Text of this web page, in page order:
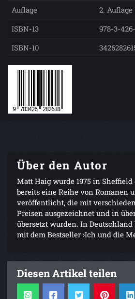
Auflage
2. Auflage
ISBN-13
978-3-
ISBN-10
Über den Autor
Matt Haig wurde 1975 in
bereits eine Reihe von Romanen
veröffentlicht, die mit
Preisen ausgezeichnet und in
übersetzt wurden. In
mit dem Bestseller ›Ich und die
Diesen Artikel teilen